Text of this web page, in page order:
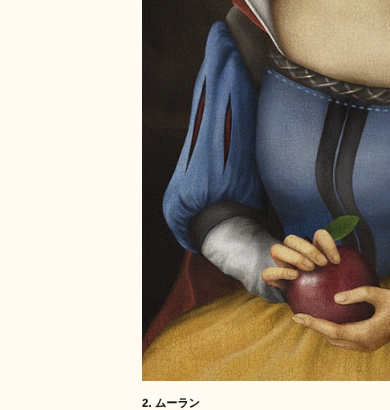
2. ムーラン